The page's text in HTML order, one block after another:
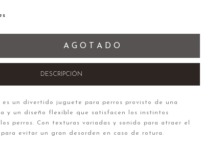
A G O T A D O
DESCRIPCIÓN
es un divertido juguete para perros provisto de una
y un diseño flexible que satisfacen los instintos
perros. Con texturas variadas y sonido para atraer el
evitar un gran desorden en caso de rotura.